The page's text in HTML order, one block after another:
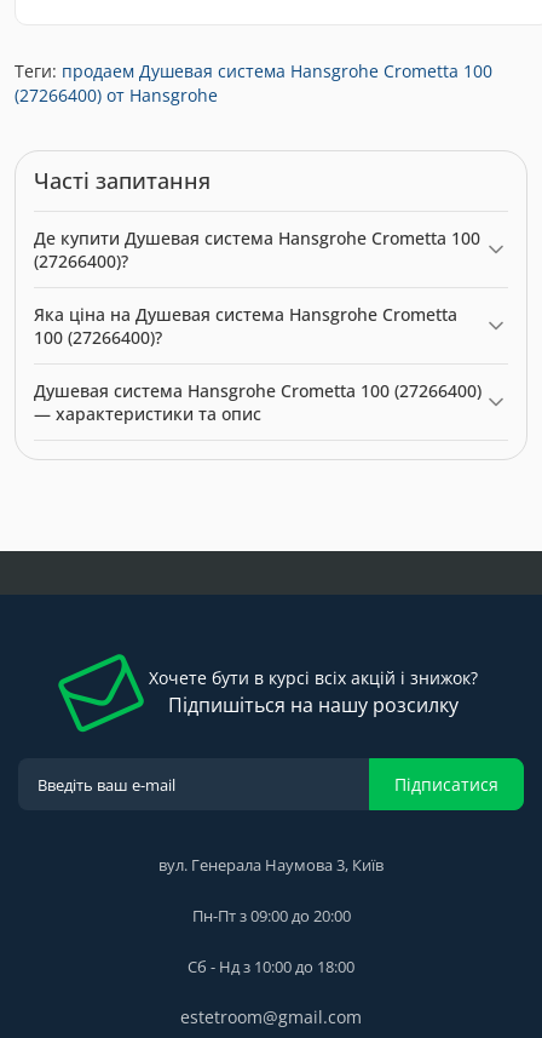
Теги: продаем Душевая система Hansgrohe Crometta 100
(27266400) от Hansgrohe
Часті запитання
Де купити Душевая система Hansgrohe Crometta 100
(27266400)?
купити в нашому інтернет-магазині за ціною 10198.00 грн.
Категорія:
Душові системи
Яка ціна на Душевая система Hansgrohe Crometta
100 (27266400)?
(27266400) — 10198.00 грн. Виробник: Hansgrohe.
Душевая система Hansgrohe Crometta 100 (27266400)
— характеристики та опис
Хочете бути в курсі всіх акцій і знижок?
Підпишіться на нашу розсилку
Підписатися
вул. Генерала Наумова 3, Київ
Пн-Пт з 09:00 до 20:00
Сб - Нд з 10:00 до 18:00
estetroom@gmail.com